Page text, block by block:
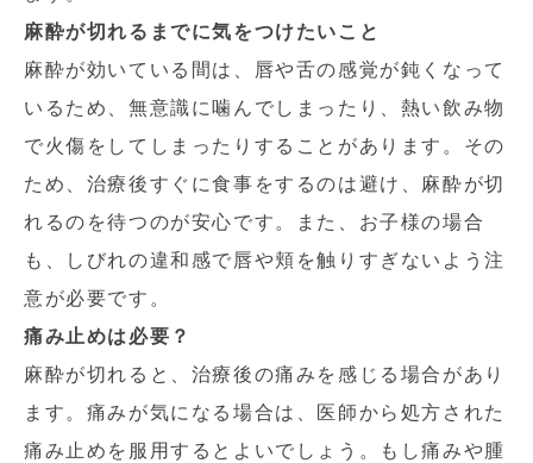
麻酔が切れるまでに気をつけたいこと
麻酔が効いている間は、唇や舌の感覚が鈍くなって
いるため、無意識に噛んでしまったり、熱い飲み物
で火傷をしてしまったりすることがあります。その
ため、治療後すぐに食事をするのは避け、麻酔が切
れるのを待つのが安心です。また、お子様の場合
も、しびれの違和感で唇や頬を触りすぎないよう注
意が必要です。
痛み止めは必要？
麻酔が切れると、治療後の痛みを感じる場合があり
ます。痛みが気になる場合は、医師から処方された
痛み止めを服用するとよいでしょう。もし痛みや腫